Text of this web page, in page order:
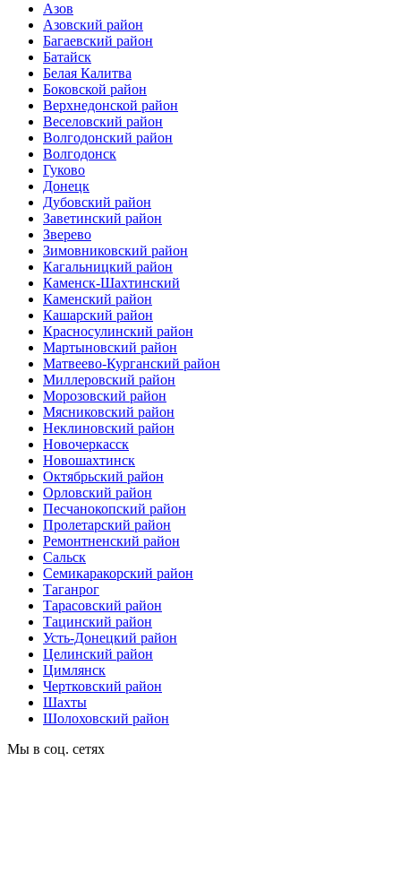
Азов
Азовский район
Багаевский район
Батайск
Белая Калитва
Боковской район
Верхнедонской район
Веселовский район
Волгодонский район
Волгодонск
Гуково
Донецк
Дубовский район
Заветинский район
Зверево
Зимовниковский район
Кагальницкий район
Каменск-Шахтинский
Каменский район
Кашарский район
Красносулинский район
Мартыновский район
Матвеево-Курганский район
Миллеровский район
Морозовский район
Мясниковский район
Неклиновский район
Новочеркасск
Новошахтинск
Октябрьский район
Орловский район
Песчанокопский район
Пролетарский район
Ремонтненский район
Сальск
Семикаракорский район
Таганрог
Тарасовский район
Тацинский район
Усть-Донецкий район
Целинский район
Цимлянск
Чертковский район
Шахты
Шолоховский район
Мы в соц. сетях